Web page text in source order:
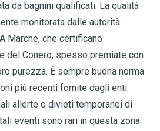
da bagnini qualificati. La qualità
monitorata dalle autorità
Marche, che certificano
del Conero, spesso premiate con
purezza. È sempre buona norma
più recenti fornite dagli enti
allerte o divieti temporanei di
eventi sono rari in questa zona